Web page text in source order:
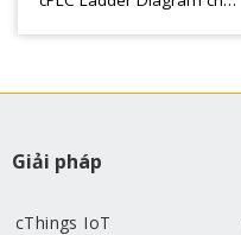
vườn lan, nhà nấm
Giải pháp
cThings IoT